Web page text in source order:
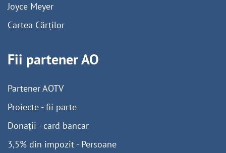
Joyce Meyer
Cartea Cărților
Fii partener AO
Partener AOTV
Proiecte - fii parte
Donații - card bancar
3,5% din impozit - Persoane